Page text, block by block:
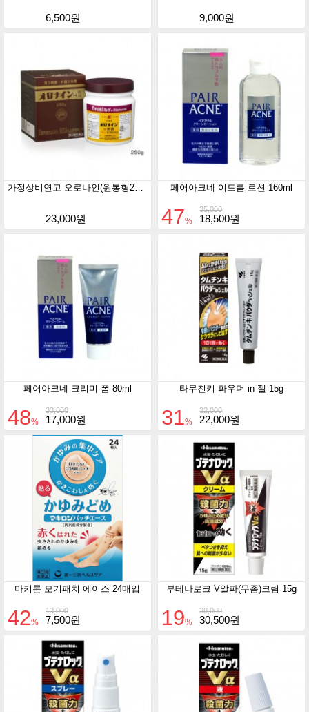
6,500원 9,000원
23,000원
페어아크네 여드름 로션 160ml
35,000
47% 18,500원
페어아크네 크리미 폼 80ml
33,000
48% 17,000원
타무친키 파우더 in 젤 15g
32,000
31% 22,000원
마키론 모기패치 에이스 24매입
13,000
42% 7,500원
부테나로크 V알파(무좀)크림 15g
38,000
19% 30,500원